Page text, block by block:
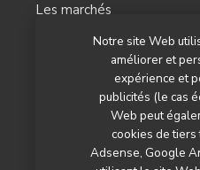
Notre site Web
améliorer et
expérience et
publicités (le cas
Web peut
cookies de
Adsense, Google
Les marchés
Nos autres titres
Qui sommes-nous ?